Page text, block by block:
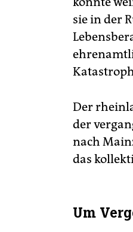
sie in der
Der
der
nach
das
Um